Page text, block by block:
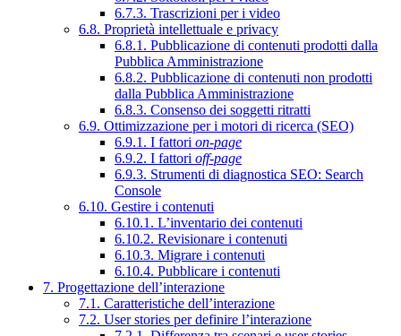
6.7.3. Trascrizioni per i video
6.8. Proprietà intellettuale e privacy
6.8.1. Pubblicazione di contenuti prodotti dalla
Pubblica Amministrazione
6.8.2. Pubblicazione di contenuti non prodotti
dalla Pubblica Amministrazione
6.8.3. Consenso dei soggetti ritratti
6.9. Ottimizzazione per i motori di ricerca (SEO)
6.9.1. I fattori on-page
6.9.2. I fattori off-page
6.9.3. Strumenti di diagnostica SEO: Search
Console
6.10. Gestire i contenuti
6.10.1. L’inventario dei contenuti
6.10.2. Revisionare i contenuti
6.10.3. Migrare i contenuti
6.10.4. Pubblicare i contenuti
7. Progettazione dell’interazione
7.1. Caratteristiche dell’interazione
7.2. User stories per definire l’interazione